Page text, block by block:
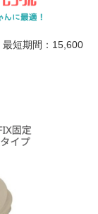
最短期間：15,600